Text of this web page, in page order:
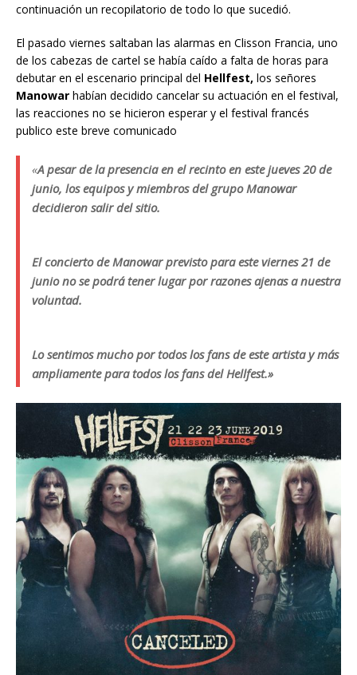
continuación un recopilatorio de todo lo que sucedió.
El pasado viernes saltaban las alarmas en Clisson Francia, uno
de los cabezas de cartel se había caído a falta de horas para
debutar en el escenario principal del Hellfest, los señores
Manowar habían decidido cancelar su actuación en el festival,
las reacciones no se hicieron esperar y el festival francés
publico este breve comunicado
«A pesar de la presencia en el recinto en este jueves 20 de
junio, los equipos y miembros del grupo Manowar
decidieron salir del sitio.
El concierto de Manowar previsto para este viernes 21 de
junio no se podrá tener lugar por razones ajenas a nuestra
voluntad.
Lo sentimos mucho por todos los fans de este artista y más
ampliamente para todos los fans del Hellfest.»